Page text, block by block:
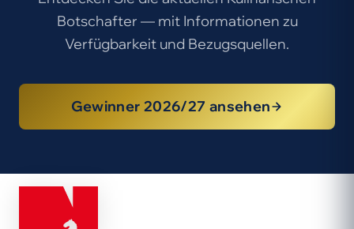
Botschafter — mit Informationen zu
Verfügbarkeit und Bezugsquellen.
Gewinner 2026/27 ansehen